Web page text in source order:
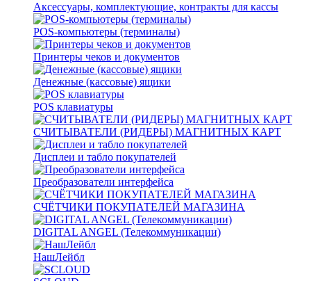
Аксессуары, комплектующие, контракты для кассы
POS-компьютеры (терминалы)
Принтеры чеков и документов
Денежные (кассовые) ящики
POS клавиатуры
СЧИТЫВАТЕЛИ (РИДЕРЫ) МАГНИТНЫХ КАРТ
Дисплеи и табло покупателей
Преобразователи интерфейса
СЧЁТЧИКИ ПОКУПАТЕЛЕЙ МАГАЗИНА
DIGITAL ANGEL (Телекоммуникации)
НашЛейбл